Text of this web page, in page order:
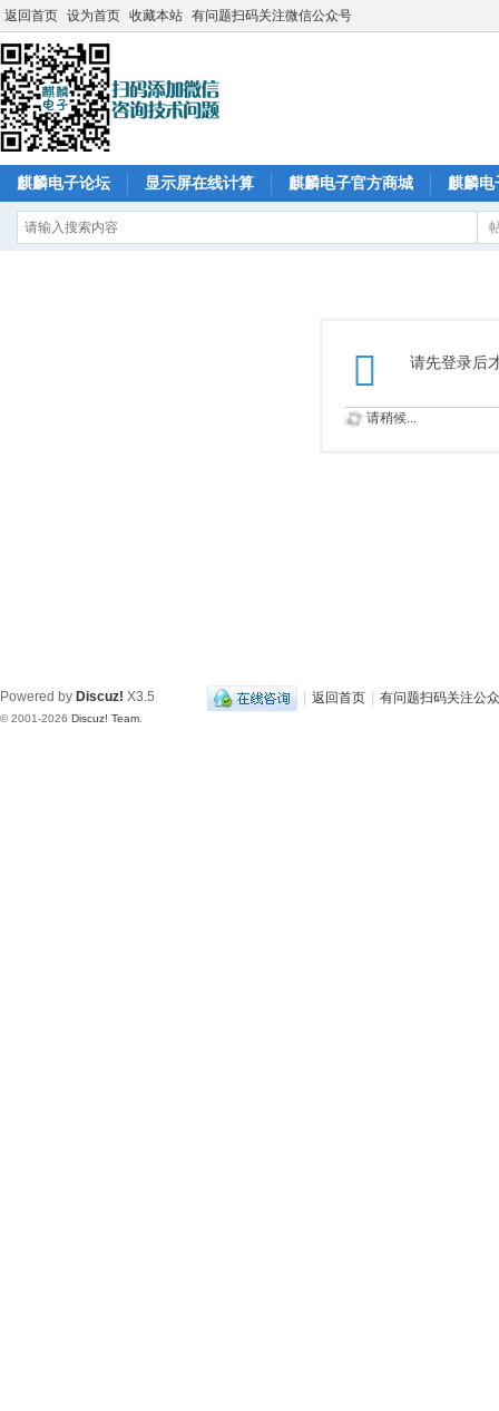
返回首页 设为首页 收藏本站 有问题扫码关注微信公众号
麒麟电子论坛 显示屏在线计算 麒麟电子官方商城 麒麟电
请先登录后
请稍候...
| 返回首页 | 有问题扫码关注公
Powered by Discuz! X3.5
© 2001-2026 Discuz! Team